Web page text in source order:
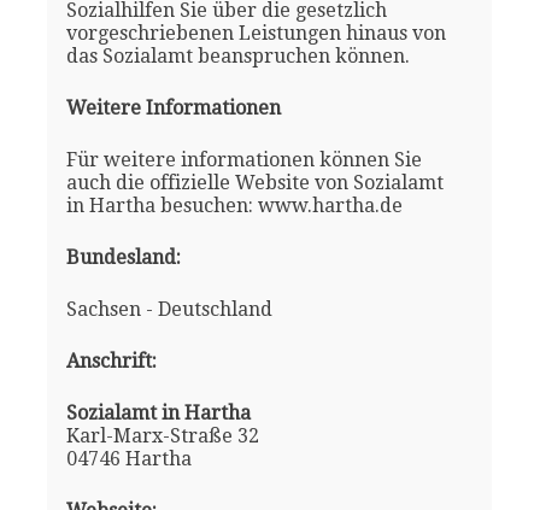
Sozialhilfen Sie über die gesetzlich
vorgeschriebenen Leistungen hinaus von
das Sozialamt beanspruchen können.
Weitere Informationen
Für weitere informationen können Sie
auch die offizielle Website von Sozialamt
in Hartha besuchen: www.hartha.de
Bundesland:
Sachsen - Deutschland
Anschrift:
Sozialamt in Hartha
Karl-Marx-Straße 32
04746 Hartha